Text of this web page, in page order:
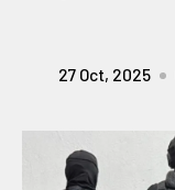
27 Oct, 2025